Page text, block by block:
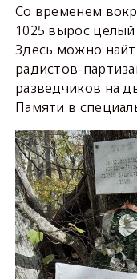
Со временем
1025 вырос
Здесь можно
радистов-
разведчиков на
Памяти в